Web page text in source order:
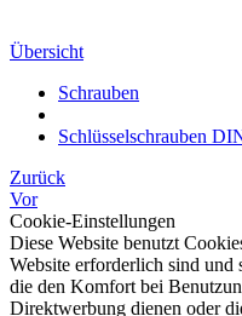
Übersicht
Schrauben
Schlüsselschrauben
Zurück
Vor
Cookie-Einstellungen
Diese Website benutzt
Website erforderlich sind und
die den Komfort bei
Direktwerbung dienen oder